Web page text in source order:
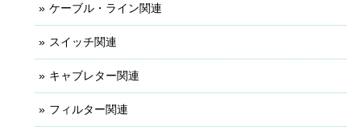
ケーブル・ライン関連
スイッチ関連
キャブレター関連
フィルター関連